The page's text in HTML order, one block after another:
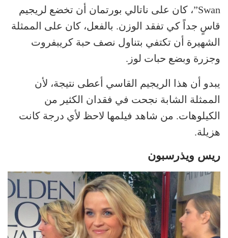
Swan”، كان على ناتالي بورتمان أن تخضع لريجيم
قاسٍ جداً كي تفقد الوزن. بالفعل، كان على الممثلة
الشهيرة أن تكتفي بتناول نصف حبة كريبفروت
وجزرة وبضع حبات لوز.
يبدو أن هذا الريجيم القاسي أعطى نتيجة، لأن
الممثلة الشابة نجحت في فقدان الكثير من
الكيلوهات. من شاهد فيلمها لاحظ لأي درجة كانت
هزيلة.
ريس ويذرسبون